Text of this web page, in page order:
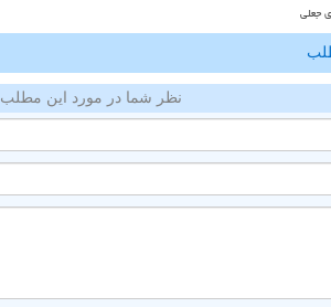
جعلی
نظر شما در مورد این مطلب